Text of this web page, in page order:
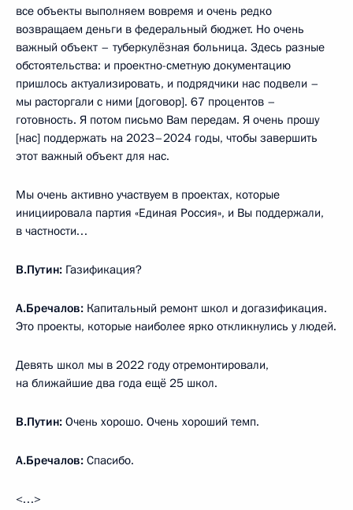
все объекты выполняем вовремя и очень редко
возвращаем деньги в федеральный бюджет. Но очень
важный объект – туберкулёзная больница. Здесь разные
обстоятельства: и проектно-сметную документацию
пришлось актуализировать, и подрядчики нас подвели –
мы расторгали с ними [договор]. 67 процентов –
готовность. Я потом письмо Вам передам. Я очень прошу
[нас] поддержать на 2023–2024 годы, чтобы завершить
этот важный объект для нас.
Мы очень активно участвуем в проектах, которые
инициировала партия «Единая Россия», и Вы поддержали,
в частности…
В.Путин: Газификация?
А.Бречалов: Капитальный ремонт школ и догазификация.
Это проекты, которые наиболее ярко откликнулись у людей.
Девять школ мы в 2022 году отремонтировали,
на ближайшие два года ещё 25 школ.
В.Путин: Очень хорошо. Очень хороший темп.
А.Бречалов: Спасибо.
<…>